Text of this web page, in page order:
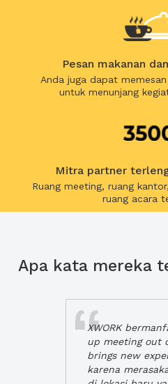
Pesan makanan
Anda juga dapat
untuk menunjang
Mitra partner
Ruang meeting, ruang
ruang acara
Apa kata mereka
XWORK
up meeting out
brings new
karena